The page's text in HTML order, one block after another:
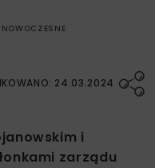
24.03.2024
i
zarządu